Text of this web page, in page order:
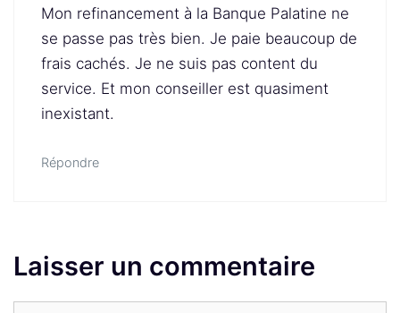
Mon refinancement à la Banque Palatine ne
se passe pas très bien. Je paie beaucoup de
frais cachés. Je ne suis pas content du
service. Et mon conseiller est quasiment
inexistant.
Répondre
Laisser un commentaire